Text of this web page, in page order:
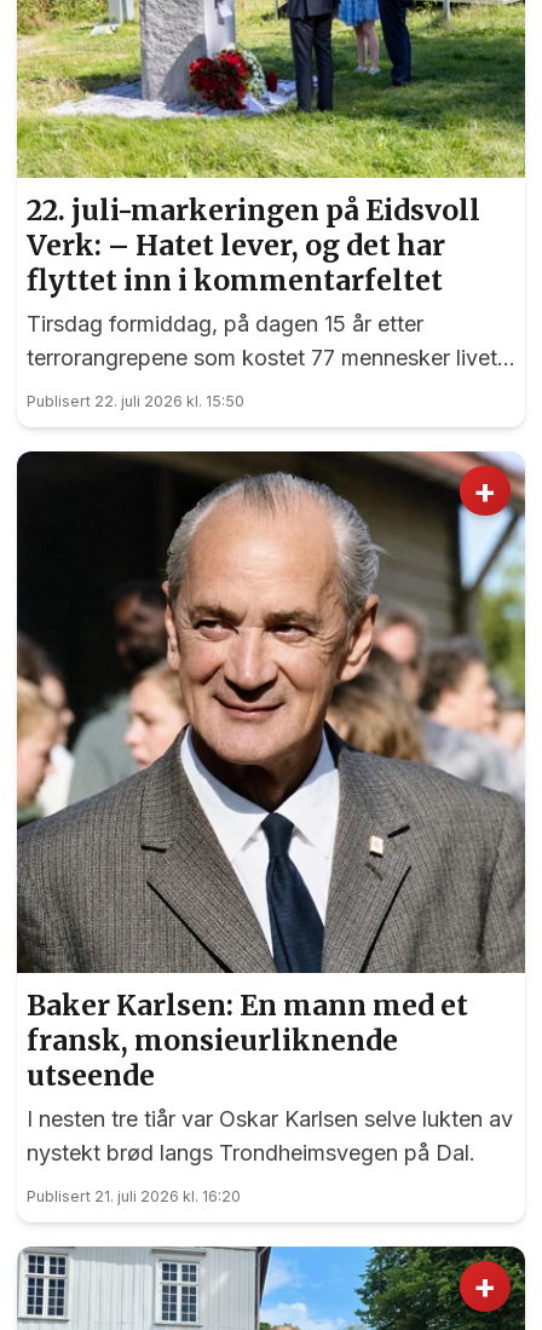
22. juli-markeringen på Eidsvoll
Verk: – Hatet lever, og det har
flyttet inn i kommentarfeltet
Tirsdag formiddag, på dagen 15 år etter
terrorangrepene som kostet 77 mennesker livet,
var det en sterk markering ved 22. juli-
monumentet på Eidsvoll Verk.
Publisert 22. juli 2026 kl. 15:50
+
Baker Karlsen: En mann med et
fransk, monsieurliknende
utseende
I nesten tre tiår var Oskar Karlsen selve lukten av
nystekt brød langs Trondheimsvegen på Dal.
Publisert 21. juli 2026 kl. 16:20
+